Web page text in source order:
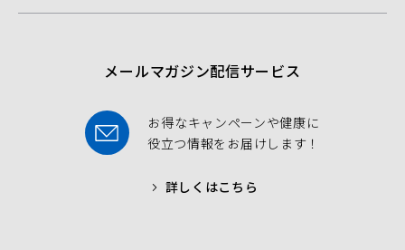
o
r
e
メールマガジン配信サービス
お得なキャンペーンや健康に
役立つ情報をお届けします！
詳しくはこちら